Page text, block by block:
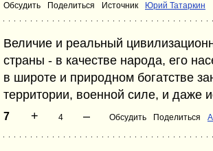
Обсудить Поделиться Источник Юрий Татаркин
Величие и реальный
страны - в качестве народа, его
в широте и природном богатстве
территории, военной силе, и даже
7 + 4 – Обсудить Поделиться